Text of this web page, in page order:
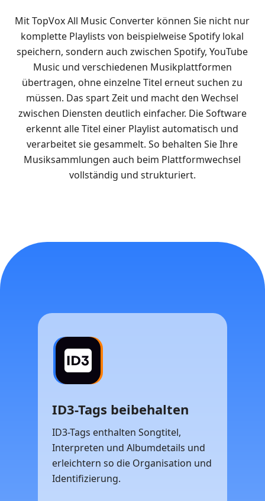
Mit TopVox All Music Converter können Sie nicht nur
komplette Playlists von beispielweise Spotify lokal
speichern, sondern auch zwischen Spotify, YouTube
Music und verschiedenen Musikplattformen
übertragen, ohne einzelne Titel erneut suchen zu
müssen. Das spart Zeit und macht den Wechsel
zwischen Diensten deutlich einfacher. Die Software
erkennt alle Titel einer Playlist automatisch und
verarbeitet sie gesammelt. So behalten Sie Ihre
Musiksammlungen auch beim Plattformwechsel
vollständig und strukturiert.
ID3-Tags beibehalten
ID3-Tags enthalten Songtitel,
Interpreten und Albumdetails und
erleichtern so die Organisation und
Identifizierung.